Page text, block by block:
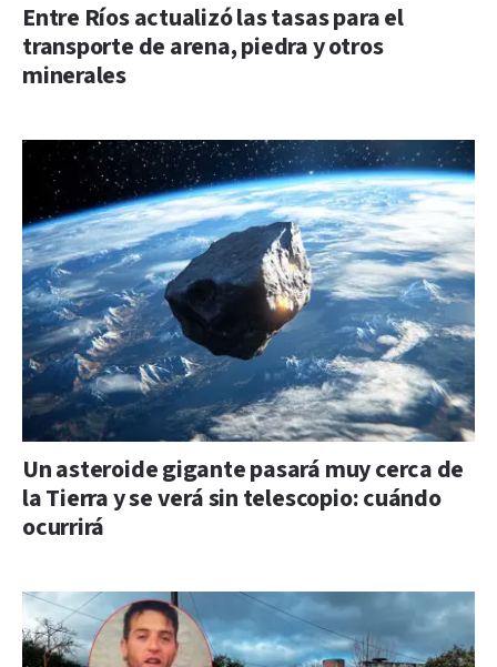
Entre Ríos actualizó las tasas para el
transporte de arena, piedra y otros
minerales
Un asteroide gigante pasará muy cerca de
la Tierra y se verá sin telescopio: cuándo
ocurrirá